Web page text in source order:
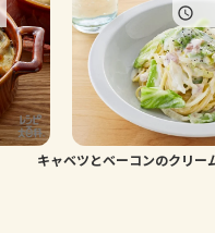
レシピ
トーク
よくあるお問い合わせ
キャベツとベーコンのクリー